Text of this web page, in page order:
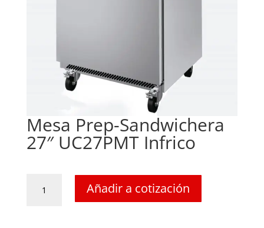
Mesa Prep-Sandwichera
27″ UC27PMT Infrico
Prep-
Añadir a cotización